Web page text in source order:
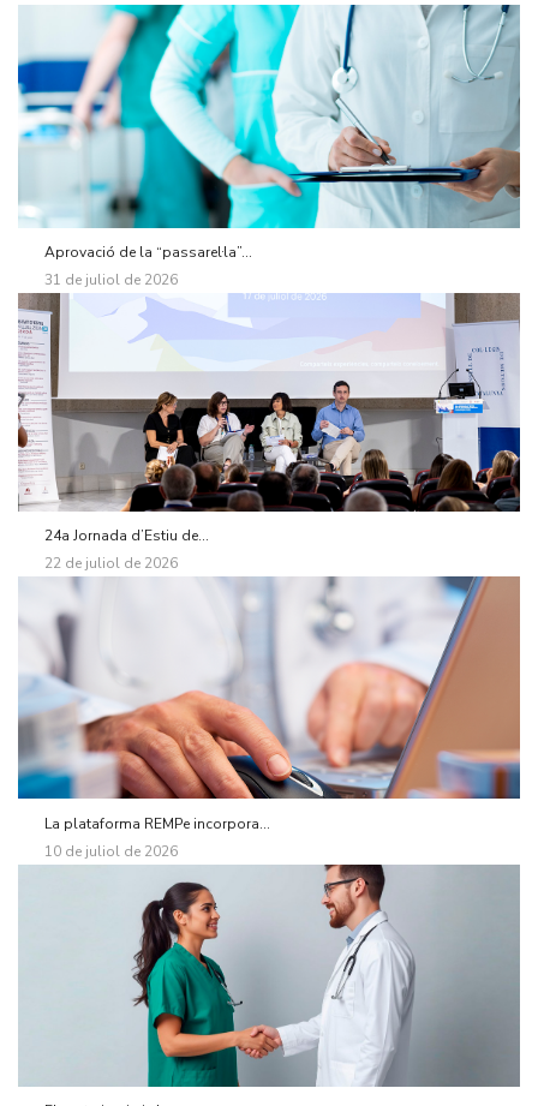
Aprovació de la “passarel·la”...
31 de juliol de 2026
24a Jornada d’Estiu de...
22 de juliol de 2026
La plataforma REMPe incorpora...
10 de juliol de 2026